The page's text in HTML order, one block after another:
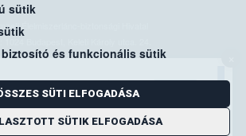
sütik
és funkcionális sütik
SÜTI ELFOGADÁSA
SÜTIK ELFOGADÁSA
Élelmiszerlánc-biztonsági Hivatal
cím: 1525 Budapest. Pf. 30.
mail:ugyfelszolgalat@nebih.gov.hu
Zöld szám: 06-80/263-244
Telefon: 06-1/ 336-9000